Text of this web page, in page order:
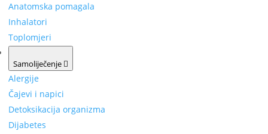
Anatomska pomagala
Inhalatori
Toplomjeri
Samoliječenje
Alergije
Čajevi i napici
Detoksikacija organizma
Dijabetes